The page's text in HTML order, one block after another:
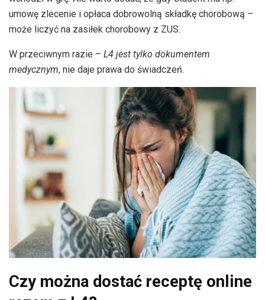
umowę zlecenie i opłaca dobrowolną składkę chorobową –
może liczyć na zasiłek chorobowy z ZUS.
W przeciwnym razie – L4 jest tylko dokumentem
medycznym, nie daje prawa do świadczeń.
Czy można dostać receptę online